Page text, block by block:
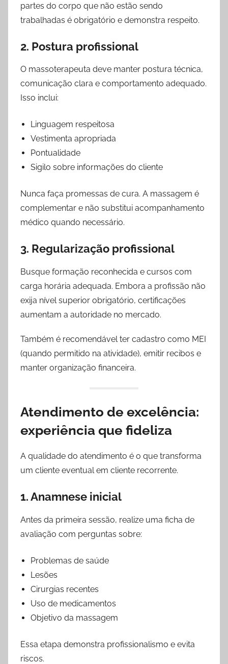
partes do corpo que não estão sendo
trabalhadas é obrigatório e demonstra respeito.
2. Postura profissional
O massoterapeuta deve manter postura técnica,
comunicação clara e comportamento adequado.
Isso inclui:
Linguagem respeitosa
Vestimenta apropriada
Pontualidade
Sigilo sobre informações do cliente
Nunca faça promessas de cura. A massagem é
complementar e não substitui acompanhamento
médico quando necessário.
3. Regularização profissional
Busque formação reconhecida e cursos com
carga horária adequada. Embora a profissão não
exija nível superior obrigatório, certificações
aumentam a autoridade no mercado.
Também é recomendável ter cadastro como MEI
(quando permitido na atividade), emitir recibos e
manter organização financeira.
Atendimento de excelência:
experiência que fideliza
A qualidade do atendimento é o que transforma
um cliente eventual em cliente recorrente.
1. Anamnese inicial
Antes da primeira sessão, realize uma ficha de
avaliação com perguntas sobre:
Problemas de saúde
Lesões
Cirurgias recentes
Uso de medicamentos
Objetivo da massagem
Essa etapa demonstra profissionalismo e evita
riscos.